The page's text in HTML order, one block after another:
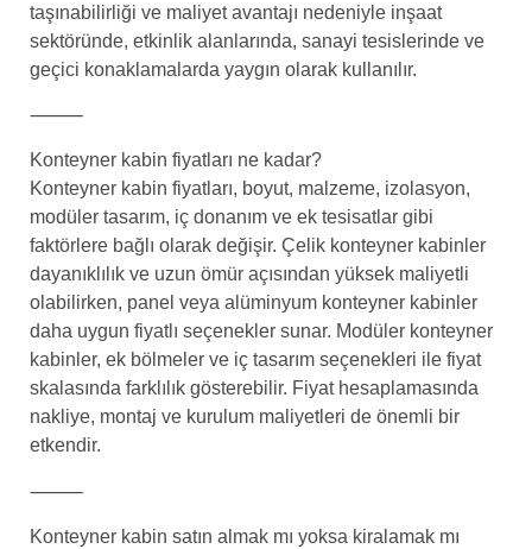
taşınabilirliği ve maliyet avantajı nedeniyle inşaat
sektöründe, etkinlik alanlarında, sanayi tesislerinde ve
geçici konaklamalarda yaygın olarak kullanılır.
⸻
Konteyner kabin fiyatları ne kadar?
Konteyner kabin fiyatları, boyut, malzeme, izolasyon,
modüler tasarım, iç donanım ve ek tesisatlar gibi
faktörlere bağlı olarak değişir. Çelik konteyner kabinler
dayanıklılık ve uzun ömür açısından yüksek maliyetli
olabilirken, panel veya alüminyum konteyner kabinler
daha uygun fiyatlı seçenekler sunar. Modüler konteyner
kabinler, ek bölmeler ve iç tasarım seçenekleri ile fiyat
skalasında farklılık gösterebilir. Fiyat hesaplamasında
nakliye, montaj ve kurulum maliyetleri de önemli bir
etkendir.
⸻
Konteyner kabin satın almak mı yoksa kiralamak mı